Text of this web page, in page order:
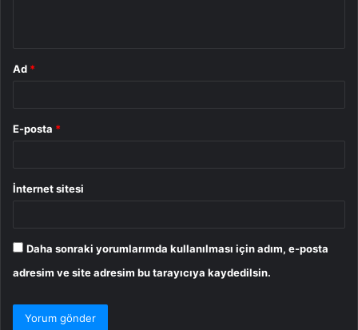
Ad *
E-posta *
İnternet sitesi
Daha sonraki yorumlarımda kullanılması için adım, e-posta
adresim ve site adresim bu tarayıcıya kaydedilsin.